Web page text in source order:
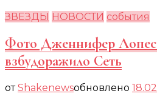
ЗВЕЗДЫ НОВОСТИ события
Фото Дженнифер
взбудоражило Сеть
отShakenewsобновлено